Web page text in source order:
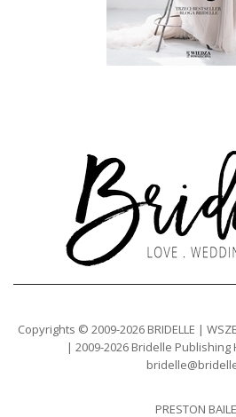
Copyrights © 2009-2026 BRIDELLE |
| 2009-2026 Bridelle Publishing
PRESTON